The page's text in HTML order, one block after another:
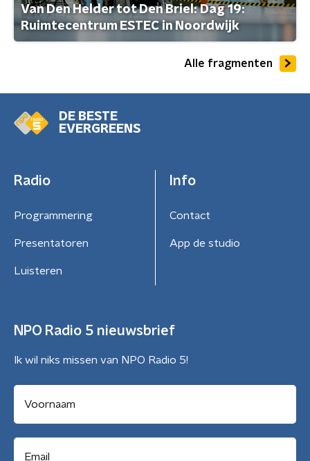
Van Den Helder tot Den Briel: Dag 19:
Ruimtecentrum ESTEC in Noordwijk
Alle fragmenten
DE BESTE
EVERGREENS
Radio
Programmering
Presentatoren
Luisteren
Info
Contact
App de studio
NPO Radio 5 nieuwsbrief
Ik wil niks missen van NPO Radio 5!